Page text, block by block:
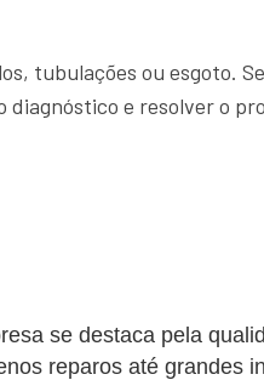
tubulações ou esgoto.
e resolver o
se destaca pela
reparos até grandes